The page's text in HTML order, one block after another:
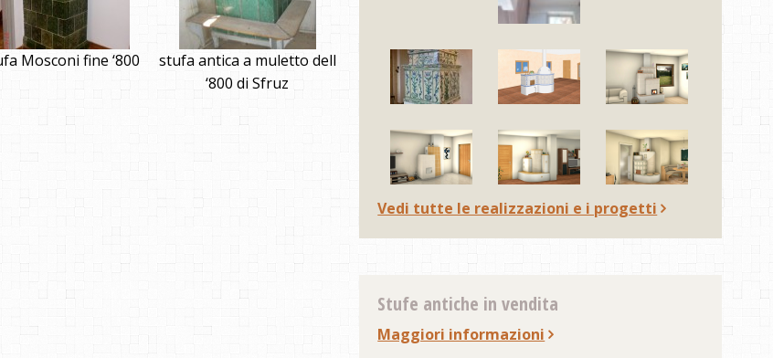
Mosconi fine ‘800
stufa antica a muletto dell
‘800 di Sfruz
Vedi tutte le realizzazioni e i progetti
Stufe antiche in vendita
Maggiori informazioni